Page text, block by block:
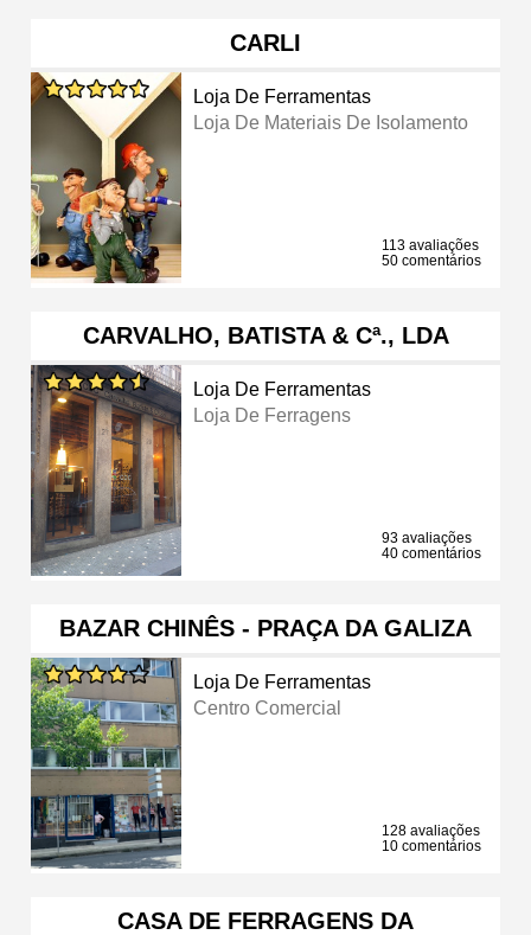
CARLI
Loja De Ferramentas
Loja De Materiais De Isolamento
113 avaliações
50 comentários
CARVALHO, BATISTA & Cª., LDA
Loja De Ferramentas
Loja De Ferragens
93 avaliações
40 comentários
BAZAR CHINÊS - PRAÇA DA GALIZA
Loja De Ferramentas
Centro Comercial
128 avaliações
10 comentários
CASA DE FERRAGENS DA